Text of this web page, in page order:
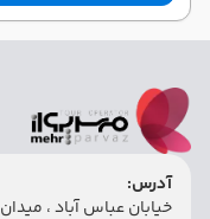
آدرس:
خیابان عباس آباد ،